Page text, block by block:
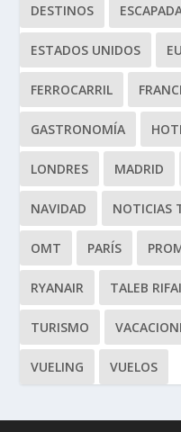
DESTINOS
ESTADOS UNIDOS
FERROCARRIL
GASTRONOMÍA
LONDRES MADRID
NAVIDAD NOTICIAS
OMT PARÍS
RYANAIR TALEB RIFAI
TURISMO
VUELING VUELOS